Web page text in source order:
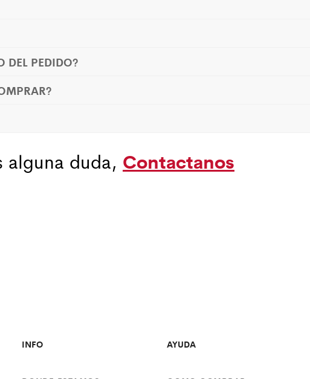
DEL PEDIDO?
alguna duda, Contactanos
INFO AYUDA